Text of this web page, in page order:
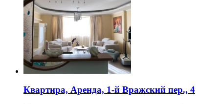
Квартира, Аренда, 1-й Вражский пер., 4